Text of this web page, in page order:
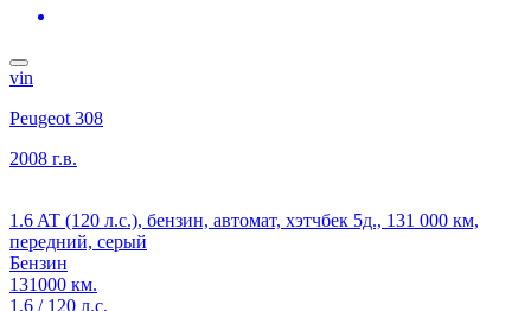
vin
Peugeot 308
2008 г.в.
1.6 AT (120 л.с.), бензин, автомат, хэтчбек 5д., 131 000 км,
передний, серый
Бензин
131000 км.
1.6 / 120 л.с.